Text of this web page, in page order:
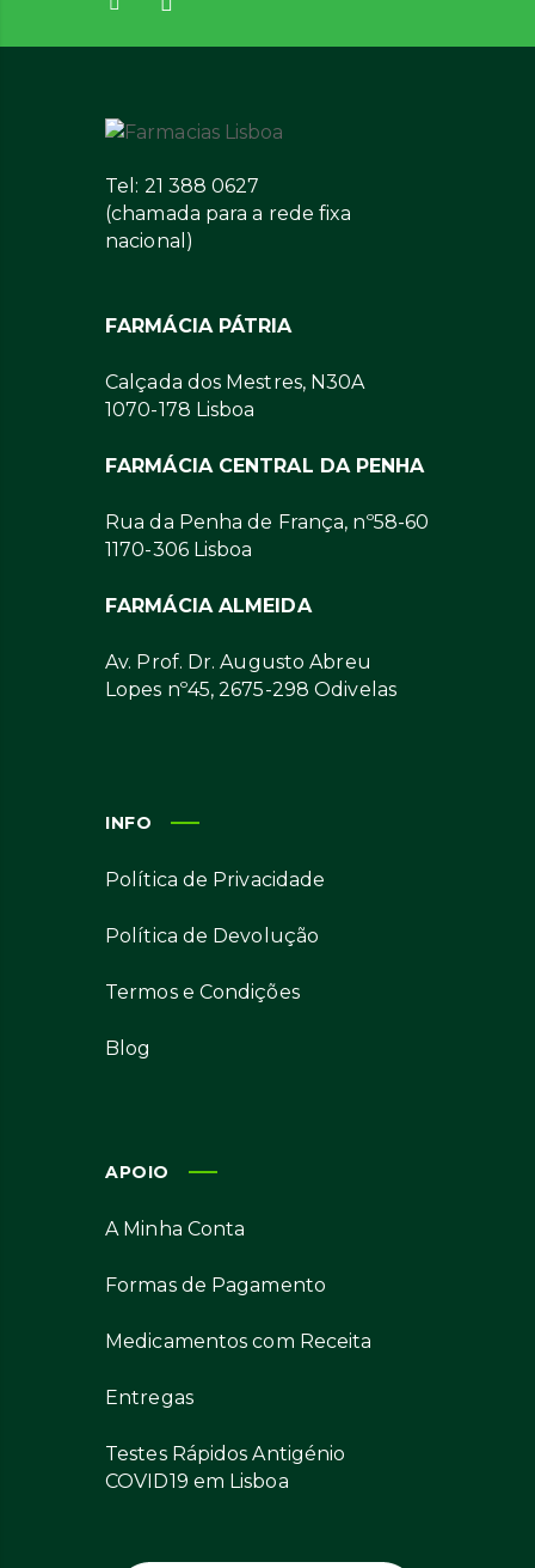
Tel: 21 388 0627
(chamada para a rede fixa
nacional)
FARMÁCIA PÁTRIA
Calçada dos Mestres, N30A
1070-178 Lisboa
FARMÁCIA CENTRAL DA PENHA
Rua da Penha de França, nº58-60
1170-306 Lisboa
FARMÁCIA ALMEIDA
Av. Prof. Dr. Augusto Abreu
Lopes nº45, 2675-298 Odivelas
INFO
Política de Privacidade
Política de Devolução
Termos e Condições
Blog
APOIO
A Minha Conta
Formas de Pagamento
Medicamentos com Receita
Entregas
Testes Rápidos Antigénio
COVID19 em Lisboa